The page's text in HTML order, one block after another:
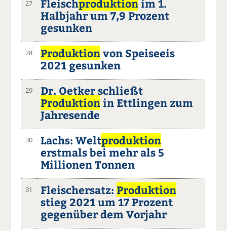
27 Fleischproduktionim 1.
Halbjahr um 7,9 Prozent
gesunken
28 Produktionvon Speiseeis
2021 gesunken
29
Dr. Oetker schließt
Produktionin Ettlingen zum
Jahresende
30 Lachs: Weltproduktion
erstmals bei mehr als 5
Millionen Tonnen
31 Fleischersatz:Produktion
stieg 2021 um 17 Prozent
gegenüber dem Vorjahr